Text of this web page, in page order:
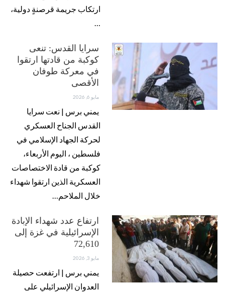
ارتكاب جريمة قرصنةٍ دولية،
…
سرايا القدس: تنعى
كوكبة من قادتها ارتقوا
في معركة طوفان
الأقصى
مايو 6, 2026
يمني برس | نعت سرايا
القدس الجناح العسكري
لحركة الجهاد الإسلامي في
فلسطين ، اليوم الأربعاء،
كوكبة من قادة الاختصاصات
العسكرية الذين ارتقوا شهداء
خلال الملاحم…
ارتفاع عدد شهداء الإبادة
الإسرائيلية في غزة إلى
72,610
مايو 3, 2026
يمني برس | ارتفعت حصيلة
العدوان الإسرائيلي على